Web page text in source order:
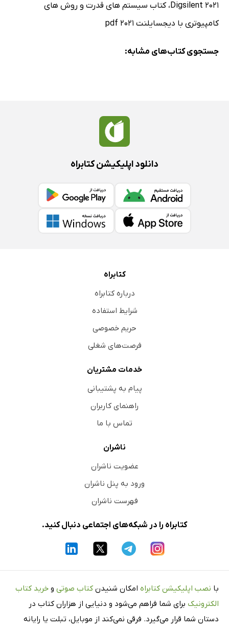
Digsilent 2021،کتاب سیستم های قدرت و روش های
کامپیوتری با دیجسایلنت 2021 pdf
جستجوی کتاب‌های مشابه:
دانلود اپلیکیشن کتابراه
کتابراه
درباره کتابراه
شرایط استفاده
حریم خصوصی
فرصت‌های شغلی
خدمات مشتریان
پیام به پشتیبانی
راهنمای کاربران
تماس با ما
ناشران
عضویت ناشران
ورود به پنل ناشران
فهرست ناشران
کتابراه را در شبکه‌های اجتماعی دنبال کنید.
با نصب اپلیکیشن کتابراه امکان شنیدن کتاب صوتی و خرید کتاب
الکترونیک برای شما فراهم می‌شود و دنیایی از هزاران کتاب در
دستان شما قرار می‌گیرد. فرقی نمی‌کند از موبایل، تبلت یا رایانه